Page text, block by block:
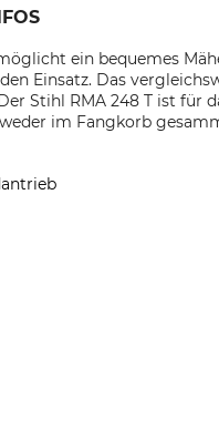
ein bequemes
Einsatz. Das
Stihl RMA 248 T ist für
im Fangkorb